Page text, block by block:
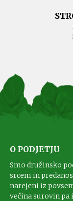
O PODJETJU
Smo družinsko
srcem in
narejeni iz
večina surovin pa